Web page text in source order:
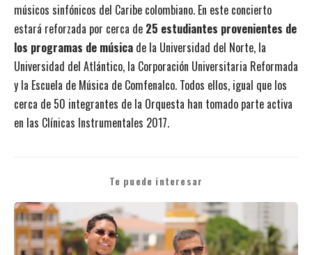
músicos sinfónicos del Caribe colombiano. En este concierto
estará reforzada por cerca de 25 estudiantes provenientes de
los programas de música de la Universidad del Norte, la
Universidad del Atlántico, la Corporación Universitaria Reformada
y la Escuela de Música de Comfenalco. Todos ellos, igual que los
cerca de 50 integrantes de la Orquesta han tomado parte activa
en las Clínicas Instrumentales 2017.
Te puede interesar